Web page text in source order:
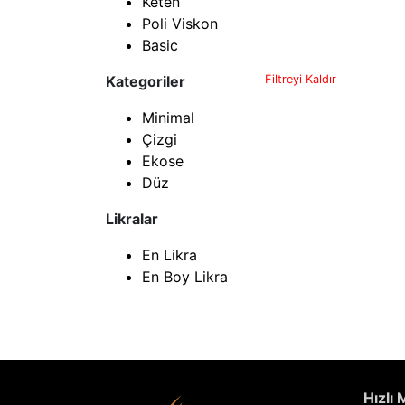
Poli Viskon
Basic
Kategoriler
Filtreyi Kaldır
Minimal
Çizgi
Ekose
Düz
Likralar
En Likra
En Boy Likra
Hızlı